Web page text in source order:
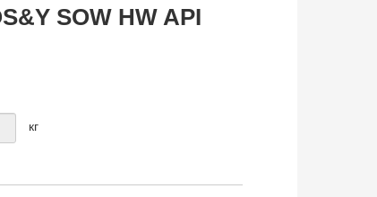
SOW HW API
кг